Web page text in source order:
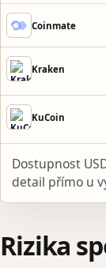
Coinmate
Kraken
KuCoin
Dostupnost
detail přímo u
Rizika